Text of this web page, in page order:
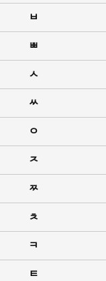
ㅂ
ㅃ
ㅅ
ㅆ
ㅇ
ㅈ
ㅉ
ㅊ
ㅋ
ㅌ